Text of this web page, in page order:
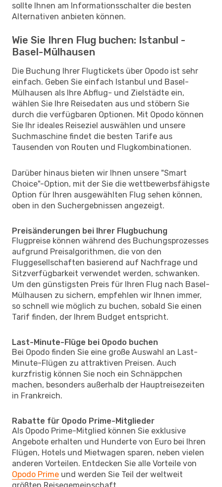
sollte Ihnen am Informationsschalter die besten
Alternativen anbieten können.
Wie Sie Ihren Flug buchen: Istanbul -
Basel-Mülhausen
Die Buchung Ihrer Flugtickets über Opodo ist sehr
einfach. Geben Sie einfach Istanbul und Basel-
Mülhausen als Ihre Abflug- und Zielstädte ein,
wählen Sie Ihre Reisedaten aus und stöbern Sie
durch die verfügbaren Optionen. Mit Opodo können
Sie Ihr ideales Reiseziel auswählen und unsere
Suchmaschine findet die besten Tarife aus
Tausenden von Routen und Flugkombinationen.
Darüber hinaus bieten wir Ihnen unsere "Smart
Choice"-Option, mit der Sie die wettbewerbsfähigste
Option für Ihren ausgewählten Flug sehen können,
oben in den Suchergebnissen angezeigt.
Preisänderungen bei Ihrer Flugbuchung
Flugpreise können während des Buchungsprozesses
aufgrund Preisalgorithmen, die von den
Fluggesellschaften basierend auf Nachfrage und
Sitzverfügbarkeit verwendet werden, schwanken.
Um den günstigsten Preis für Ihren Flug nach Basel-
Mülhausen zu sichern, empfehlen wir Ihnen immer,
so schnell wie möglich zu buchen, sobald Sie einen
Tarif finden, der Ihrem Budget entspricht.
Last-Minute-Flüge bei Opodo buchen
Bei Opodo finden Sie eine große Auswahl an Last-
Minute-Flügen zu attraktiven Preisen. Auch
kurzfristig können Sie noch ein Schnäppchen
machen, besonders außerhalb der Hauptreisezeiten
in Frankreich.
Rabatte für Opodo Prime-Mitglieder
Als Opodo Prime-Mitglied können Sie exklusive
Angebote erhalten und Hunderte von Euro bei Ihren
Flügen, Hotels und Mietwagen sparen, neben vielen
anderen Vorteilen. Entdecken Sie alle Vorteile von
Opodo Prime und werden Sie Teil der weltweit